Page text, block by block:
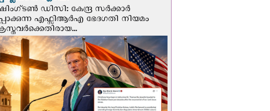
ഡി‌സി: കേന്ദ്ര സർക്കാർ
എഫ്സിആർഎ ഭേദഗതി നിയമം